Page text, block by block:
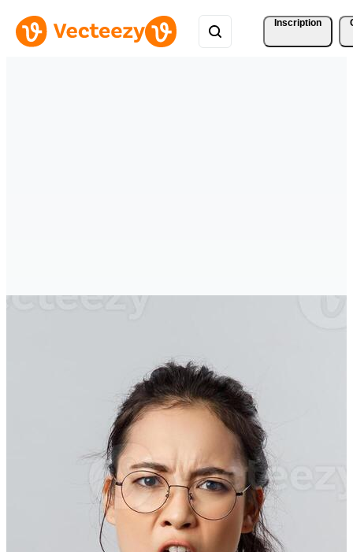
Inscription